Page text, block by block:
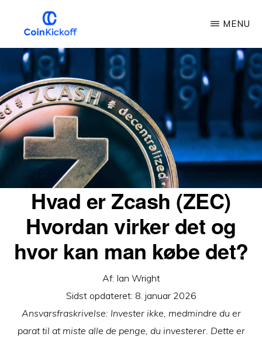
hovedindhold
COIN
KICKOFF
MENU
Hvad er Zcash (ZEC)
Hvordan virker det og
hvor kan man købe det?
Af: Ian Wright
Sidst opdateret: 8. januar 2026
Ansvarsfraskrivelse: Invester ikke, medmindre du er
parat til at miste alle de penge, du investerer. Dette er